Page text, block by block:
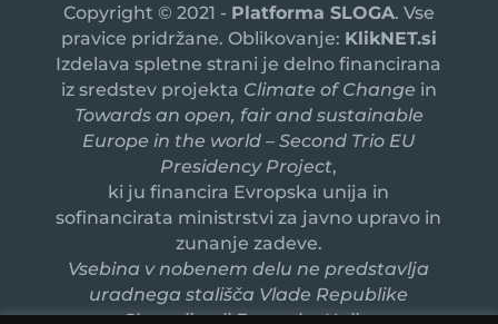
Copyright © 2021 - Platforma SLOGA. Vse
pravice pridržane. Oblikovanje: KlikNET.si
Izdelava spletne strani je delno financirana
iz sredstev projekta Climate of Change in
Towards an open, fair and sustainable
Europe in the world – Second Trio EU
Presidency Project,
ki ju financira Evropska unija in
sofinancirata ministrstvi za javno upravo in
zunanje zadeve.
Vsebina v nobenem delu ne predstavlja
uradnega stališča Vlade Republike